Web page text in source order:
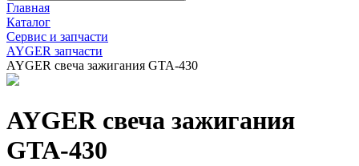
Главная
Каталог
Сервис и запчасти
AYGER запчасти
AYGER свеча зажигания GTA-430
AYGER свеча зажигания
GTA-430